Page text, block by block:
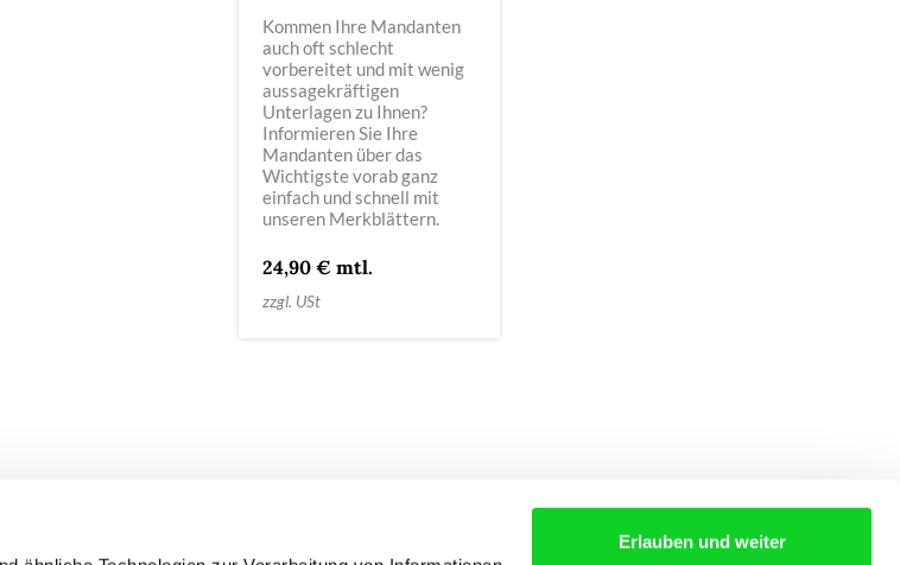
Erlauben und weiter
Kommen Ihre Mandanten
auch oft schlecht
vorbereitet und mit wenig
aussagekräftigen
Unterlagen zu Ihnen?
Informieren Sie Ihre
Mandanten über das
Wichtigste vorab ganz
einfach und schnell mit
unseren Merkblättern.
24,90 € mtl.
zzgl. USt